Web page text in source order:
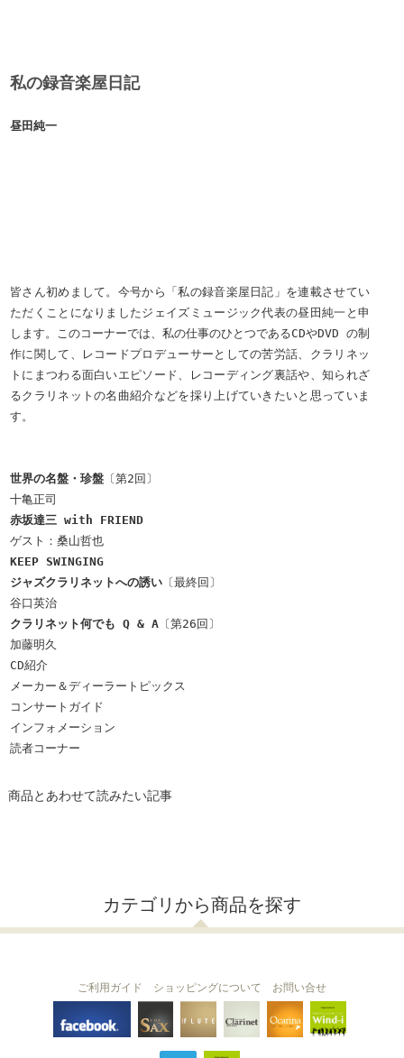
私の録音楽屋日記
昼田純一
皆さん初めまして。今号から「私の録音楽屋日記」を連載させてい
ただくことになりましたジェイズミュージック代表の昼田純一と申
します。このコーナーでは、私の仕事のひとつであるCDやDVD の制
作に関して、レコードプロデューサーとしての苦労話、クラリネッ
トにまつわる面白いエピソード、レコーディング裏話や、知られざ
るクラリネットの名曲紹介などを採り上げていきたいと思っていま
す。
世界の名盤・珍盤〔第2回〕
十亀正司
赤坂達三with FRIEND
ゲスト：桑山哲也
KEEP SWINGING
ジャズクラリネットへの誘い〔最終回〕
谷口英治
クラリネット何でも Q & A〔第26回〕
加藤明久
CD紹介
メーカー＆ディーラートピックス
コンサートガイド
インフォメーション
読者コーナー
商品とあわせて読みたい記事
カテゴリから商品を探す
ご利用ガイド ショッピングについて お問い合せ